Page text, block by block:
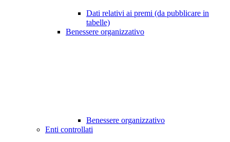
Dati relativi ai premi (da pubblicare in
tabelle)
Benessere organizzativo
Benessere organizzativo
Enti controllati